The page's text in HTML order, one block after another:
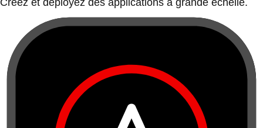
Créez et déployez des applications à grande échelle.